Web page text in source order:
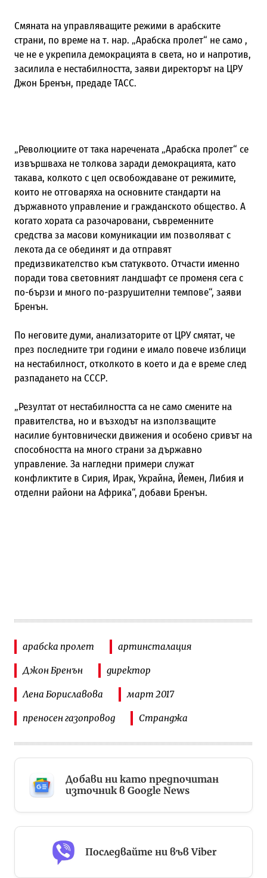
Смяната на управляващите режими в арабските
страни, по време на т. нар. „Арабска пролет“ не само ,
че не е укрепила демокрацията в света, но и напротив,
засилила е нестабилността, заяви директорът на ЦРУ
Джон Бренън, предадеТАСС.
„Революциите от така наречената „Арабска пролет“ се
извършваха не толкова заради демокрацията, като
такава, колкото с цел освобождаване от режимите,
които не отговаряха на основните стандарти на
държавното управление и гражданското общество. А
когато хората са разочаровани, съвременните
средства за масови комуникации им позволяват с
лекота да се обединят и да отправят
предизвикателство към статуквото. Отчасти именно
поради това световният ландшафт се променя сега с
по-бързи и много по-разрушителни темпове“, заяви
Бренън.
По неговите думи, анализаторите от ЦРУ смятат, че
през последните три години е имало повече изблици
на нестабилност, отколкото в което и да е време след
разпадането на СССР.
„Резултат от нестабилността са не само смените на
правителства, но и възходът на използващите
насилие бунтовнически движения и особено сривът на
способността на много страни за държавно
управление. За нагледни примери служат
конфликтите в Сирия, Ирак, Украйна, Йемен, Либия и
отделни райони на Африка“, добави Бренън.
арабска пролет артинсталация
Джон Бренън директор
Лена Бориславова март 2017
преносен газопровод Странджа
Добави ни като предпочитан
източник в Google News
Последвайте ни във Viber